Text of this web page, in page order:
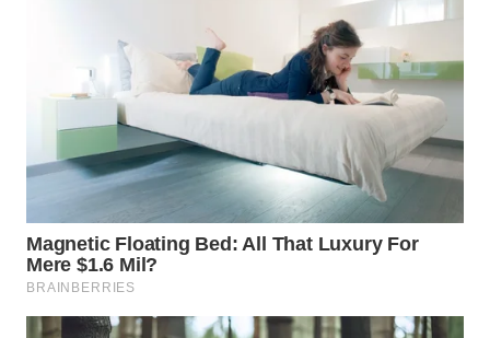
SIMALUNGUN
WN
LABUHANBATU
TAPANULI
TENGAH
SERDANG